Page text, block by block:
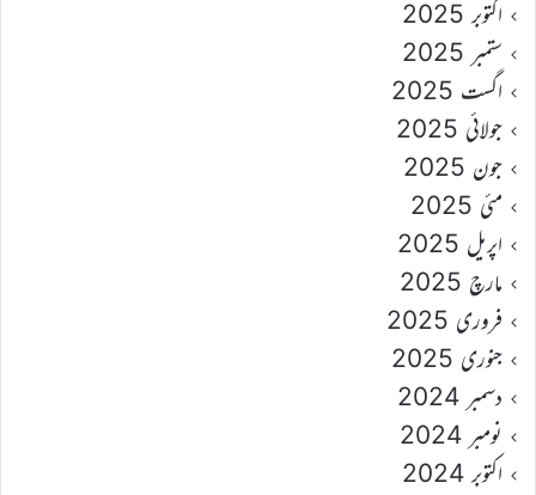
اکتوبر 2025
ستمبر 2025
اگست 2025
جولائی 2025
جون 2025
مئی 2025
اپریل 2025
مارچ 2025
فروری 2025
جنوری 2025
دسمبر 2024
نومبر 2024
اکتوبر 2024